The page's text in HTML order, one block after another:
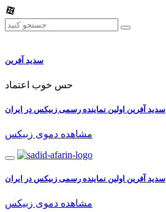
سدید آفرین
حس خوب اعتماد
سدید آفرین اولین نماینده رسمی زبیکس در ایران
مشاهده دموی زبیکس
سدید آفرین اولین نماینده رسمی زبیکس در ایران
مشاهده دموی زبیکس